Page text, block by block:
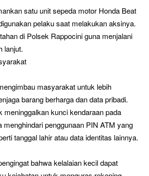
satu unit sepeda motor Honda Beat
pelaku saat melakukan aksinya.
di Polsek Rappocini guna menjalani
lanjut.
masyarakat untuk lebih
barang berharga dan data pribadi.
meninggalkan kunci kendaraan pada
menghindari penggunaan PIN ATM yang
tanggal lahir atau data identitas lainnya.
bahwa kelalaian kecil dapat